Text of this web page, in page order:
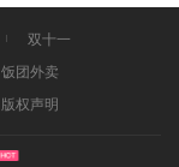
双十一
饭团外卖
版权声明